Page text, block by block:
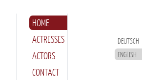
HOME
ACTRESSES
ACTORS
CONTACT
DEUTSCH
ENGLISH